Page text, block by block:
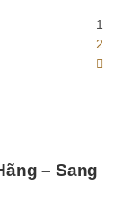
1
2
– Sang